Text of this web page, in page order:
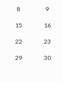
8 9
15 16
22 23
29 30